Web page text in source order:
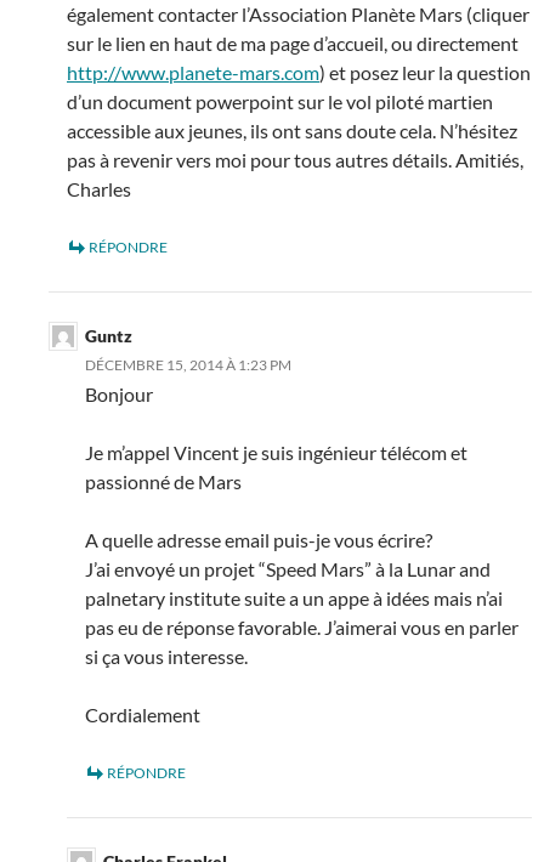
également contacter l’Association Planète Mars (cliquer
sur le lien en haut de ma page d’accueil, ou directement
http://www.planete-mars.com) et posez leur la question
d’un document powerpoint sur le vol piloté martien
accessible aux jeunes, ils ont sans doute cela. N’hésitez
pas à revenir vers moi pour tous autres détails. Amitiés,
Charles
RÉPONDRE
Guntz
DÉCEMBRE 15, 2014 À 1:23 PM
Bonjour
Je m’appel Vincent je suis ingénieur télécom et
passionné de Mars
A quelle adresse email puis-je vous écrire?
J’ai envoyé un projet “Speed Mars” à la Lunar and
palnetary institute suite a un appe à idées mais n’ai
pas eu de réponse favorable. J’aimerai vous en parler
si ça vous interesse.
Cordialement
RÉPONDRE